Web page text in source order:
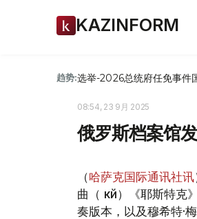
KAZINFORM
趋势:选举-2026总统府任免事件
08:54, 23 9月 2025
俄罗斯档案馆
（哈萨克国际通讯社讯
曲（ күй）《耶斯特
奏版本，以及穆希特·